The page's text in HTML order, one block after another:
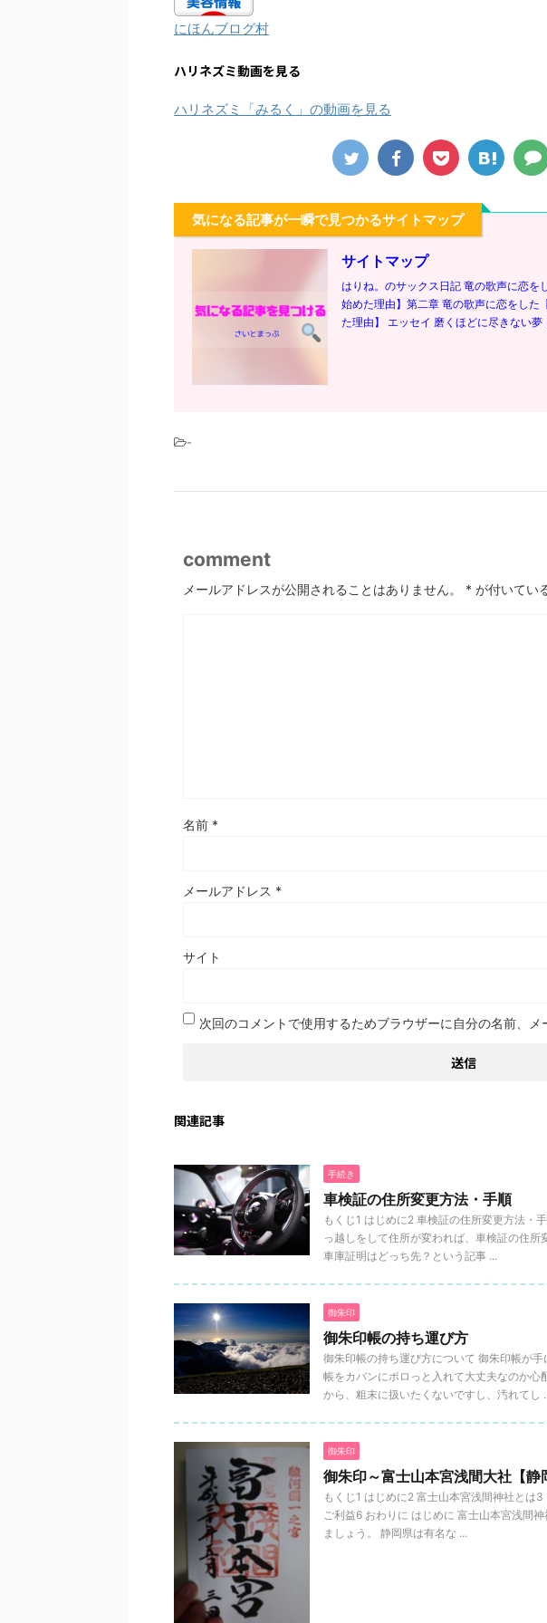
にほんブログ村
ハリネズミ動画を見る
ハリネズミ「みるく」の動画を見る
気になる記事が一瞬で見つかるサイトマップ
サイトマップ
はりね。のサックス日記 竜の歌声に恋を
始めた理由】第二章 竜の歌声に恋をした
た理由】 エッセイ 磨くほどに尽きない夢
-
comment
メールアドレスが公開されることはありません。 * が付いてい
名前 *
メールアドレス *
サイト
次回のコメントで使用するためブラウザーに自分の名前、メ
関連記事
手続き
車検証の住所変更方法・手順
もくじ1 はじめに2 車検証の住所変更方法・
っ越しをして住所が変われば、車検証の住
車庫証明はどっち先？という記事 ...
御朱印
御朱印帳の持ち運び方
御朱印帳の持ち運び方について 御朱印帳が
帳をカバンにポロっと入れて大丈夫なのか
から、粗末に扱いたくないですし、汚れてし
御朱印
御朱印～富士山本宮浅間大社【静
もくじ1 はじめに2 富士山本宮浅間神社とは
ご利益6 おわりに はじめに 富士山本宮浅間
ましょう。 静岡県は有名な ...